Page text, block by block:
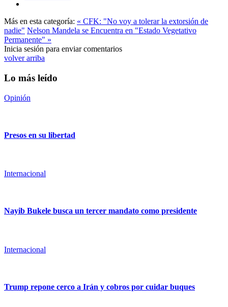
Más en esta categoría: « CFK: "No voy a tolerar la extorsión de
nadie" Nelson Mandela se Encuentra en "Estado Vegetativo
Permanente" »
Inicia sesión para enviar comentarios
volver arriba
Lo más leído
Opinión
Presos en su libertad
Internacional
Nayib Bukele busca un tercer mandato como presidente
Internacional
Trump repone cerco a Irán y cobros por cuidar buques